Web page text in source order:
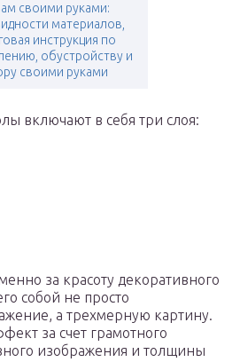
своими руками:
материалов,
инструкция по
обустройству и
своими руками
включают в себя три слоя:
за красоту декоративного
собой не просто
а трехмерную картину.
за счет грамотного
изображения и толщины